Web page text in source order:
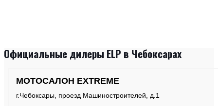
Официальные дилеры ELP в Чебоксарах
МОТОСАЛОН EXTREME
г.Чебоксары, проезд Машиностроителей, д.1